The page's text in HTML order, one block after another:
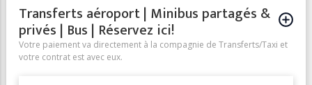
Transferts aéroport | Minibus partagés &
privés | Bus | Réservez ici!
Votre paiement va directement à la compagnie de Transferts/Taxi et
votre contrat est avec eux.